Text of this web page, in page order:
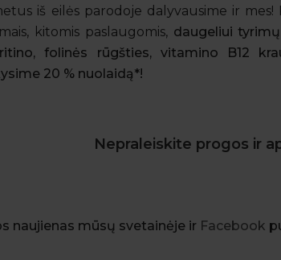
iš eilės parodoje dalyvausime ir
kitomis paslaugomis, daugeliui
folinės rūgšties, vitamino B12
20 % nuolaidą*!
Nepraleiskite progos ir
naujienas mūsų svetainėje ir Facebook